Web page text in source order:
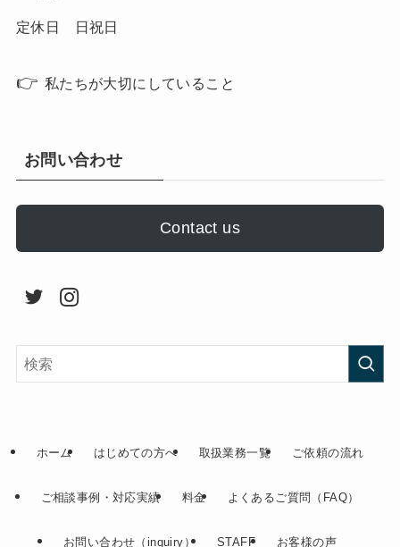
定休日 日祝日
👉 私たちが大切にしていること
お問い合わせ
Contact us
ホーム はじめての方へ 取扱業務一覧 ご依頼の流れ
ご相談事例・対応実績 料金 よくあるご質問（FAQ）
お問い合わせ（inquiry） STAFF お客様の声